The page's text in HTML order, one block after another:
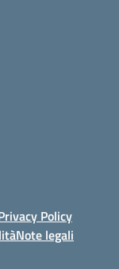
Policy
Note legali